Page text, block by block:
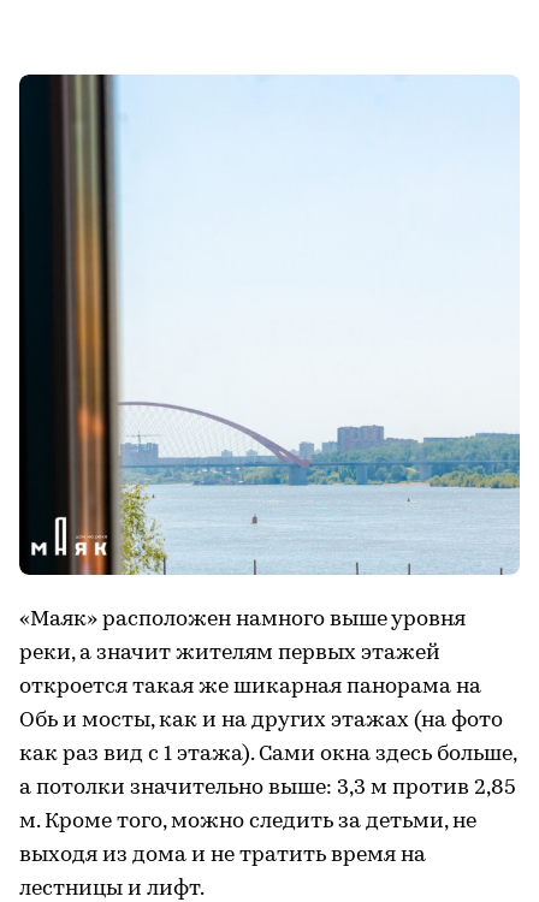
«Маяк» расположен намного выше уровня
реки, а значит жителям первых этажей
откроется такая же шикарная панорама на
Обь и мосты, как и на других этажах (на фото
как раз вид с 1 этажа). Сами окна здесь больше,
а потолки значительно выше: 3,3 м против 2,85
м. Кроме того, можно следить за детьми, не
выходя из дома и не тратить время на
лестницы и лифт.